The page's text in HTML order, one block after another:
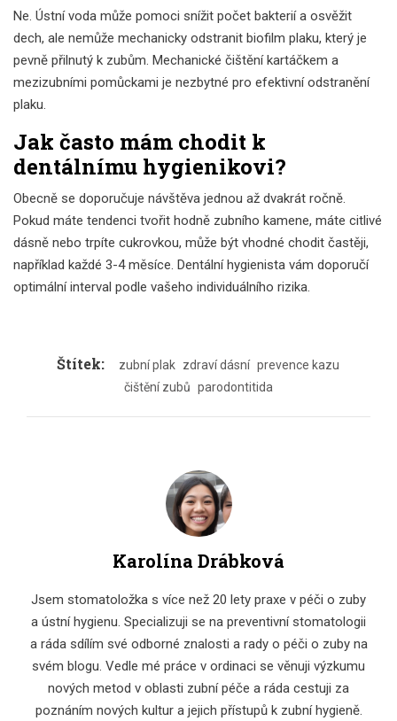
Ne. Ústní voda může pomoci snížit počet bakterií a osvěžit
dech, ale nemůže mechanicky odstranit biofilm plaku, který je
pevně přilnutý k zubům. Mechanické čištění kartáčkem a
mezizubními pomůckami je nezbytné pro efektivní odstranění
plaku.
Jak často mám chodit k
dentálnímu hygienikovi?
Obecně se doporučuje návštěva jednou až dvakrát ročně.
Pokud máte tendenci tvořit hodně zubního kamene, máte citlivé
dásně nebo trpíte cukrovkou, může být vhodné chodit častěji,
například každé 3-4 měsíce. Dentální hygienista vám doporučí
optimální interval podle vašeho individuálního rizika.
Štítek: zubní plak zdraví dásní prevence kazu
čištění zubů parodontitida
Karolína Drábková
Jsem stomatoložka s více než 20 lety praxe v péči o zuby
a ústní hygienu. Specializuji se na preventivní stomatologii
a ráda sdílím své odborné znalosti a rady o péči o zuby na
svém blogu. Vedle mé práce v ordinaci se věnuji výzkumu
nových metod v oblasti zubní péče a ráda cestuji za
poznáním nových kultur a jejich přístupů k zubní hygieně.